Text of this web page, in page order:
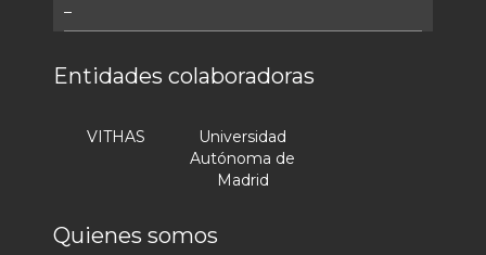
–
Entidades colaboradoras
VITHAS
Universidad
Autónoma de
Madrid
Quienes somos